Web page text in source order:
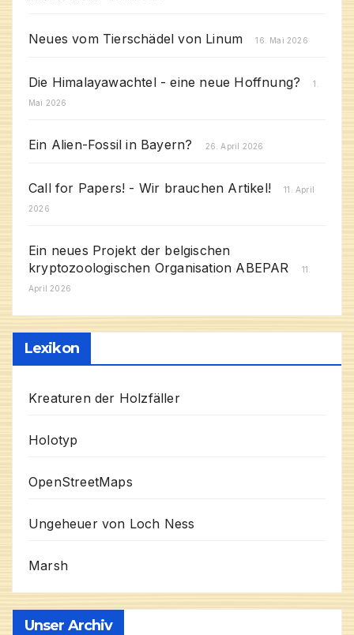
Neues vom Tierschädel von Linum 16. Mai 2026
Die Himalayawachtel - eine neue Hoffnung?
1.
Mai 2026
Ein Alien-Fossil in Bayern? 26. April 2026
Call for Papers! - Wir brauchen Artikel!
11. April
2026
Ein neues Projekt der belgischen
kryptozoologischen Organisation ABEPAR
11.
April 2026
Lexikon
Kreaturen der Holzfäller
Holotyp
OpenStreetMaps
Ungeheuer von Loch Ness
Marsh
Unser Archiv